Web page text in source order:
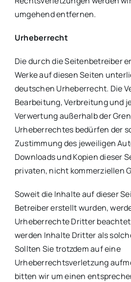
umgehend entfernen.
Urheberrecht
Die durch die Seitenbetreiber
Werke auf diesen Seiten
deutschen Urheberrecht. Die
Bearbeitung, Verbreitung und
Verwertung außerhalb der
Urheberrechtes bedürfen der
Zustimmung des jeweiligen
Downloads und Kopien dieser
privaten, nicht kommerziellen
Soweit die Inhalte auf dieser
Betreiber erstellt wurden,
Urheberrechte Dritter
werden Inhalte Dritter als
Sollten Sie trotzdem auf eine
Urheberrechtsverletzung
bitten wir um einen